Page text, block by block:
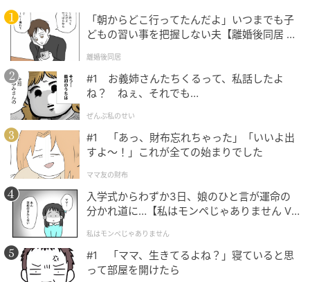
「朝からどこ行ってたんだよ」いつまでも子
どもの習い事を把握しない夫【離婚後同居 Vo
離婚後同居
#1 お義姉さんたちくるって、私話したよ
ね？ ねぇ、それでも…
ぜんぶ私のせい
#1 「あっ、財布忘れちゃった」「いいよ出
すよ〜！」これが全ての始まりでした
ママ友の財布
入学式からわずか3日、娘のひと言が運命の
分かれ道に…【私はモンペじゃありません Vo
私はモンペじゃありません
#1 「ママ、生きてるよね？」寝ていると思
って部屋を開けたら